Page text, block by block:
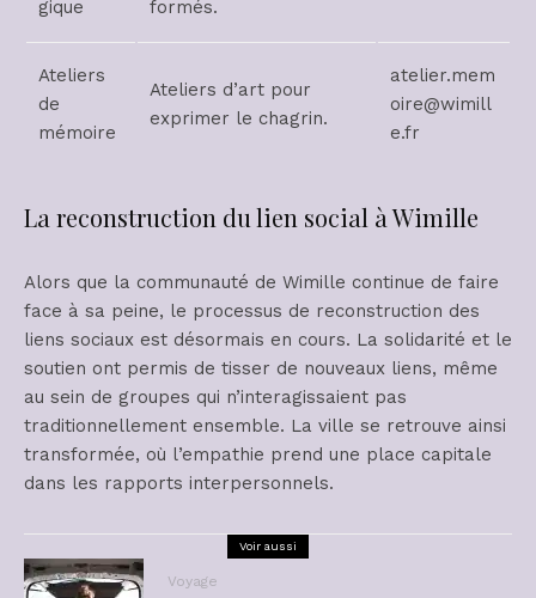
gique formés.
Ateliers
de
mémoire
Ateliers d’art pour
exprimer le chagrin.
atelier.mem
oire@wimill
e.fr
La reconstruction du lien social à Wimille
Alors que la communauté de Wimille continue de faire
face à sa peine, le processus de reconstruction des
liens sociaux est désormais en cours. La solidarité et le
soutien ont permis de tisser de nouveaux liens, même
au sein de groupes qui n’interagissaient pas
traditionnellement ensemble. La ville se retrouve ainsi
transformée, où l’empathie prend une place capitale
dans les rapports interpersonnels.
Voir aussi
Voyage